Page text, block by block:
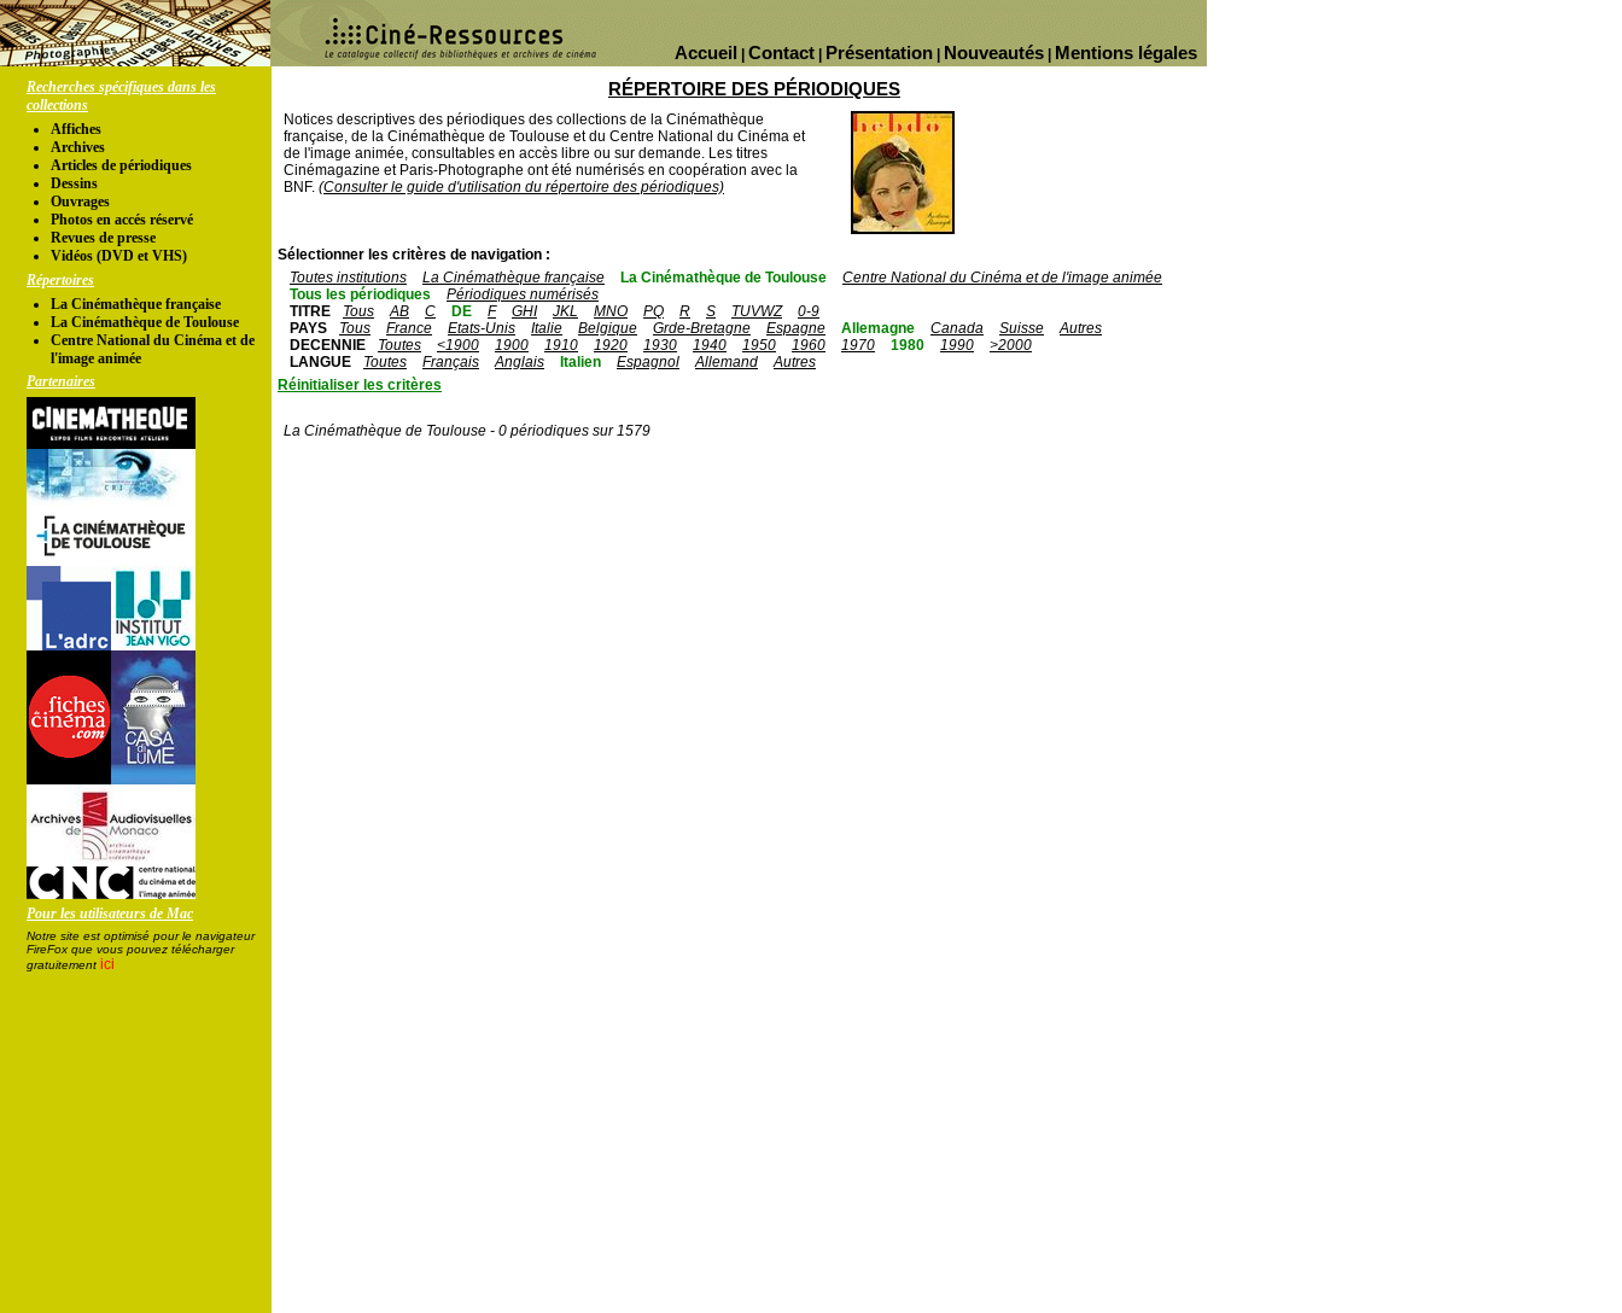
Mentions légales
Nouveautés
Présentation
Contact
Accueil
Recherches spécifiques dans les
collections
Affiches
Archives
Articles de périodiques
Dessins
Ouvrages
Photos en accés réservé
Revues de presse
Vidéos (DVD et VHS)
Répertoires
La Cinémathèque française
La Cinémathèque de Toulouse
Centre National du Cinéma et de
l'image animée
Partenaires
Pour les utilisateurs de Mac
Notre site est optimisé pour le navigateur
FireFox que vous pouvez télécharger
gratuitement ici
RÉPERTOIRE DES PÉRIODIQUES
Notices descriptives des périodiques des collections de la Cinémathèque
française, de la Cinémathèque de Toulouse et du Centre National du Cinéma et
de l'image animée, consultables en accès libre ou sur demande. Les titres
Cinémagazine et Paris-Photographe ont été numérisés en coopération avec la
BNF. (Consulter le guide d'utilisation du répertoire des périodiques)
Sélectionner les critères de navigation :
Toutes institutions
La Cinémathèque française La Cinémathèque de Toulouse
Centre National du Cinéma et de l'image animée
Tous les périodiques
Périodiques numérisés
TITRE
Tous AB C DE F GHI JKL MNO PQ R S TUVWZ
0-9
PAYS
Tous France Etats-Unis Italie Belgique Grde-Bretagne Espagne Allemagne Canada Suisse
Autres
DECENNIE
Toutes <1900 1900 1910 1920 1930 1940 1950 1960 1970 1980 1990
>2000
LANGUE
Toutes Français Anglais Italien Espagnol Allemand
Autres
Réinitialiser les critères
La Cinémathèque de Toulouse - 0 périodiques sur 1579